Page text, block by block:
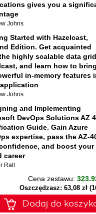
gives you a
Johns
Started with Hazelcast,
Edition. Get acquainted
highly scalable data
and learn how to bring
in-memory features
Johns
and Implementing
DevOps Solutions AZ
Guide. Gain Azure
expertise, pass the AZ-
and boost your
career
Rall
Cena zestawu:
Oszczędzasz: 63,08 zł
Dodaj do